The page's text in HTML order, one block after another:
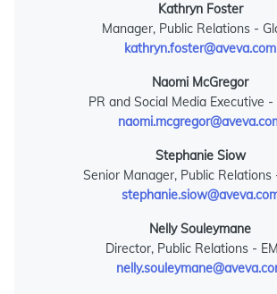
Kathryn Foster
Manager, Public Relations -
kathryn.foster@aveva.com
Naomi McGregor
PR and Social Media Executive -
Stephanie Siow
Senior Manager, Public Relations
Nelly Souleymane
Director, Public Relations -